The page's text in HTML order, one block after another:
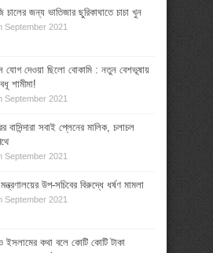
চালের জন্য ভাতিজার ছুরিকাঘাতে চাচা খুন
September 2021
দেওয়া ছিলো বোকামি : নতুন বেশভূষায়
শামীমা!
September 2021
বাসিন্দারা সবাই প্লেনের মালিক, চলাচল
September 2021
মন্ত্রণালয়ের উপ-সচিবের বিরুদ্ধে ধর্ষণ মামলা
September 2021
ইসলামের কথা বলে কোটি কোটি টাকা